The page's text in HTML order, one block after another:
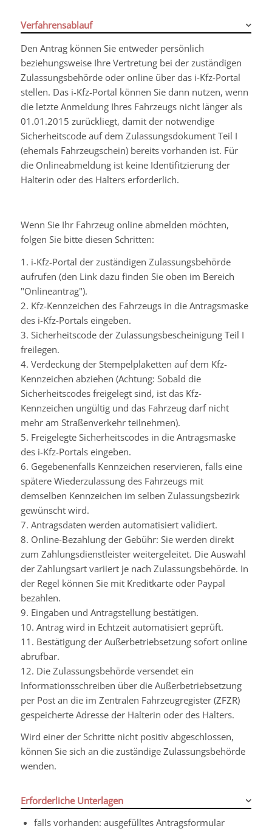
Verfahrensablauf
Den Antrag können Sie entweder persönlich
beziehungsweise Ihre Vertretung bei der zuständigen
Zulassungsbehörde oder online über das i-Kfz-Portal
stellen. Das i-Kfz-Portal können Sie dann nutzen, wenn
die letzte Anmeldung Ihres Fahrzeugs nicht länger als
01.01.2015 zurückliegt, damit der notwendige
Sicherheitscode auf dem Zulassungsdokument Teil I
(ehemals Fahrzeugschein) bereits vorhanden ist. Für
die Onlineabmeldung ist keine Identifitzierung der
Halterin oder des Halters erforderlich.
Wenn Sie Ihr Fahrzeug online abmelden möchten,
folgen Sie bitte diesen Schritten:
1. i-Kfz-Portal der zuständigen Zulassungsbehörde
aufrufen (den Link dazu finden Sie oben im Bereich
"Onlineantrag").
2. Kfz-Kennzeichen des Fahrzeugs in die Antragsmaske
des i-Kfz-Portals eingeben.
3. Sicherheitscode der Zulassungsbescheinigung Teil I
freilegen.
4. Verdeckung der Stempelplaketten auf dem Kfz-
Kennzeichen abziehen (Achtung: Sobald die
Sicherheitscodes freigelegt sind, ist das Kfz-
Kennzeichen ungültig und das Fahrzeug darf nicht
mehr am Straßenverkehr teilnehmen).
5. Freigelegte Sicherheitscodes in die Antragsmaske
des i-Kfz-Portals eingeben.
6. Gegebenenfalls Kennzeichen reservieren, falls eine
spätere Wiederzulassung des Fahrzeugs mit
demselben Kennzeichen im selben Zulassungsbezirk
gewünscht wird.
7. Antragsdaten werden automatisiert validiert.
8. Online-Bezahlung der Gebühr: Sie werden direkt
zum Zahlungsdienstleister weitergeleitet. Die Auswahl
der Zahlungsart variiert je nach Zulassungsbehörde. In
der Regel können Sie mit Kreditkarte oder Paypal
bezahlen.
9. Eingaben und Antragstellung bestätigen.
10. Antrag wird in Echtzeit automatisiert geprüft.
11. Bestätigung der Außerbetriebsetzung sofort online
abrufbar.
12. Die Zulassungsbehörde versendet ein
Informationsschreiben über die Außerbetriebsetzung
per Post an die im Zentralen Fahrzeugregister (ZFZR)
gespeicherte Adresse der Halterin oder des Halters.
Wird einer der Schritte nicht positiv abgeschlossen,
können Sie sich an die zuständige Zulassungsbehörde
wenden.
Erforderliche Unterlagen
falls vorhanden: ausgefülltes Antragsformular